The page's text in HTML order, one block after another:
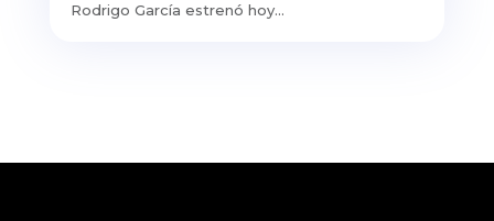
Rodrigo García estrenó hoy...